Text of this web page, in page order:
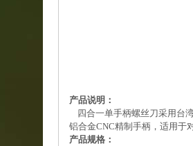
产品说明：
四合一单手柄螺丝刀采用台
铝合金CNC精制手柄，适用于
产品规格：